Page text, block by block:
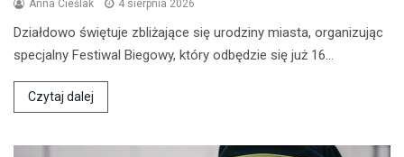
Anna Cieślak 4 sierpnia 2026
Działdowo świętuje zbliżające się urodziny miasta, organizując
specjalny Festiwal Biegowy, który odbędzie się już 16…
Czytaj dalej